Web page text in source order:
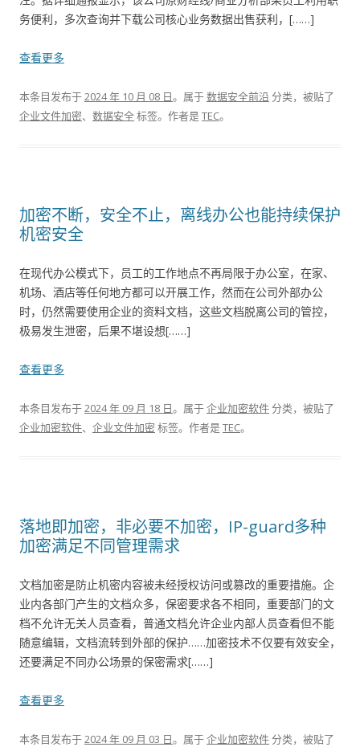
务便利，多次查询并下载公司核心业务数据出售获利，[……]
查看更多
本条目发布于2024 年 10 月 08 日。属于数据安全前沿分类，被贴了
企业文件加密、 数据安全标签。 作者是TEC。
加密不断，安全不止，离线办公也能持续保护
机密安全
在现代办公模式下，员工的工作地点不再局限于办公室，在家、
机场、酒店等任何地方都可以开展工作，然而在公司外部办公
时，仍然需要使用企业的资料文档，这些文档脱离公司的管控，
极易发生泄密，后果不堪设想[……]
查看更多
本条目发布于2024 年 09 月 18 日。属于企业加密软件分类，被贴了
企业加密软件、 企业文件加密标签。 作者是TEC。
落地即加密，非必要不加密，IP-guard多种
加密满足不同管理需求
文档加密是防止机密内容被未经授权访问或篡改的重要措施。企
业内各部门产生的文档众多，保密要求各不相同，重要部门的文
档不允许无关人员查看，普通文档允许企业内部人员查看但不能
随意编辑，文档流转到外部的保护……加密技术不仅要有效安全，
还要满足不同办公场景的保密需求[……]
查看更多
本条目发布于2024 年 09 月 03 日。属于企业加密软件分类，被贴了